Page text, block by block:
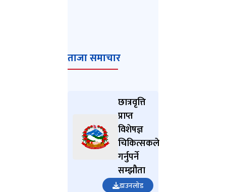
ताजा समाचार
छात्रवृत्ति
प्राप्त
विशेषज्ञ
चिकित्सकले
गर्नुपर्ने
सम्झौता
डाउनलोड